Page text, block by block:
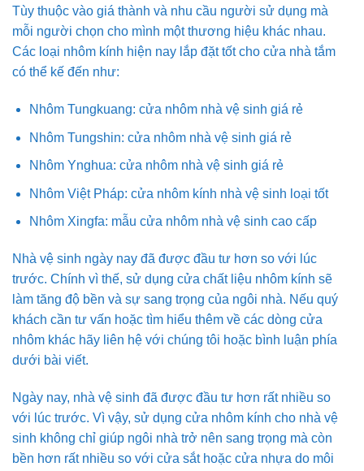
Tùy thuộc vào giá thành và nhu cầu người sử dụng mà
mỗi người chọn cho mình một thương hiệu khác nhau.
Các loại nhôm kính hiện nay lắp đặt tốt cho cửa nhà tắm
có thể kế đến như:
Nhôm Tungkuang: cửa nhôm nhà vệ sinh giá rẻ
Nhôm Tungshin: cửa nhôm nhà vệ sinh giá rẻ
Nhôm Ynghua: cửa nhôm nhà vệ sinh giá rẻ
Nhôm Việt Pháp: cửa nhôm kính nhà vệ sinh loại tốt
Nhôm Xingfa: mẫu cửa nhôm nhà vệ sinh cao cấp
Nhà vệ sinh ngày nay đã được đầu tư hơn so với lúc
trước. Chính vì thế, sử dụng cửa chất liệu nhôm kính sẽ
làm tăng độ bền và sự sang trọng của ngôi nhà. Nếu quý
khách cần tư vấn hoặc tìm hiểu thêm về các dòng cửa
nhôm khác hãy liên hệ với chúng tôi hoặc bình luận phía
dưới bài viết.
Ngày nay, nhà vệ sinh đã được đầu tư hơn rất nhiều so
với lúc trước. Vì vậy, sử dụng cửa nhôm kính cho nhà vệ
sinh không chỉ giúp ngôi nhà trở nên sang trọng mà còn
bền hơn rất nhiều so với cửa sắt hoặc cửa nhựa do môi